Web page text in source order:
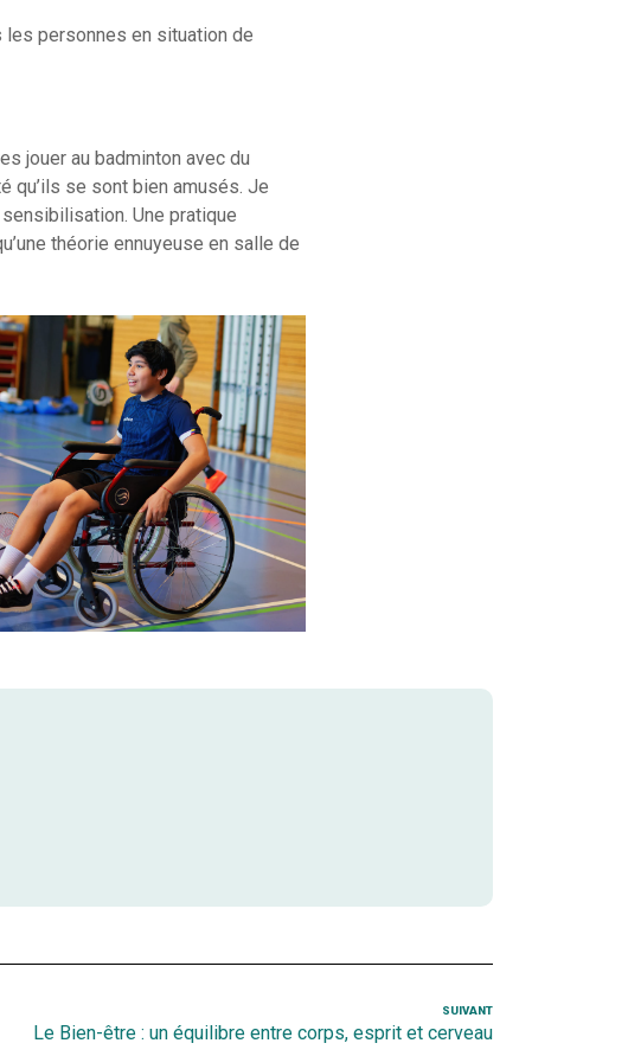
personnes en situation de
jouer au badminton avec du
qu’ils se sont bien amusés. Je
Une pratique
théorie ennuyeuse en salle de
Article
suivant
SUIVANT
Le Bien-être : un équilibre entre corps, esprit et cerveau